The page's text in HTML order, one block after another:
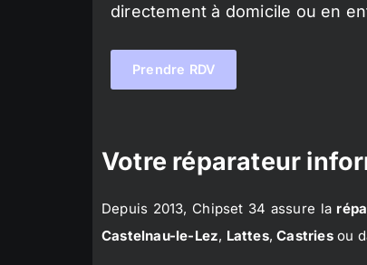
directement à domicile ou en
Prendre RDV
Votre réparateur
Depuis 2013, Chipset 34 assure la
Castelnau-le-Lez, Lattes,Castriesou